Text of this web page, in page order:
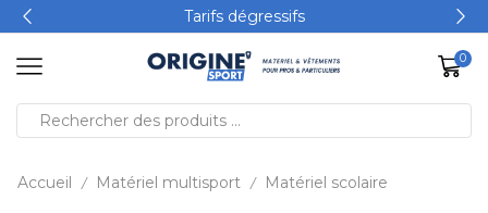
Tarifs dégressifs
0
Accueil / Matériel multisport / Matériel scolaire